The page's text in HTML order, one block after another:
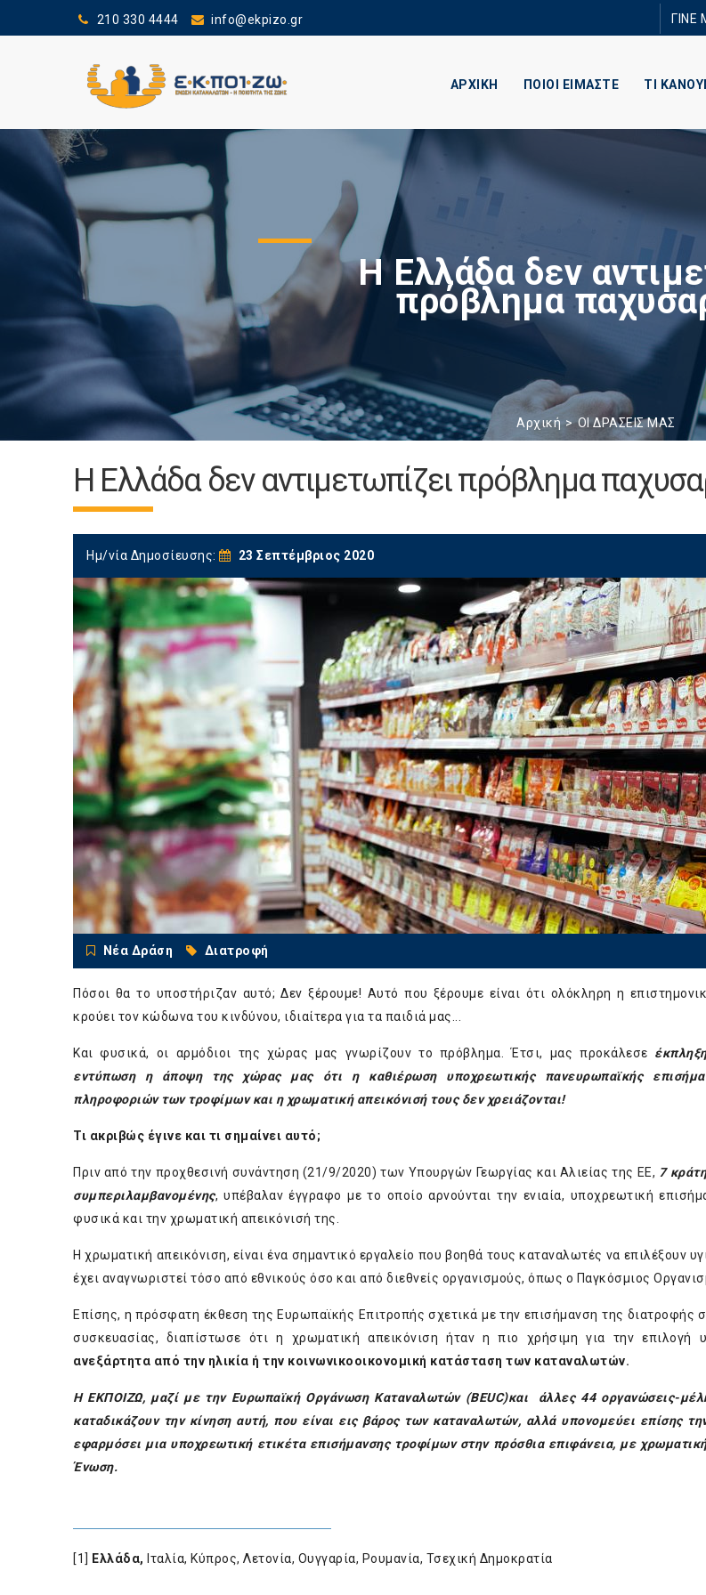
210 330 4444 info@ekpizo.gr ΓΙΝΕ
ΑΡΧΙΚΗ ΠΟΙΟΙ ΕΙΜΑΣΤΕ ΤΙ
Η Ελλάδα δεν
πρόβλημα
Αρχική ΟΙ ΔΡΑΣΕΙΣ ΜΑΣ
Η Ελλάδα δεν αντιμετωπίζει πρόβλημα
Ημ/νία Δημοσίευσης: 23 Σεπτέμβριος 2020
Νέα Δράση Διατροφή
Πόσοι θα το υποστήριζαν αυτό; Δεν ξέρουμε! Αυτό που ξέρουμε είναι ότι ολόκληρη η
κρούει τον κώδωνα του κινδύνου, ιδιαίτερα για τα παιδιά μας...
Και φυσικά, οι αρμόδιοι της χώρας μας γνωρίζουν το πρόβλημα. Έτσι, μας προκάλεσε
εντύπωση η άποψη της χώρας μας ότι η καθιέρωση υποχρεωτικής πανευρωπαϊκής
πληροφοριών των τροφίμων και η χρωματική απεικόνισή τους δεν χρειάζονται!
Τι ακριβώς έγινε και τι σημαίνει αυτό;
Πριν από την προχθεσινή συνάντηση (21/9/2020) των Υπουργών Γεωργίας και Αλιείας της ΕΕ, 7
συμπεριλαμβανομένης,υπέβαλαν έγγραφο με το οποίο αρνούνται την ενιαία, υποχρεωτική
φυσικά και την χρωματική απεικόνισή της.
Η χρωματική απεικόνιση, είναι ένα σημαντικό εργαλείο που βοηθά τους καταναλωτές να επιλέξουν
έχει αναγνωριστεί τόσο από εθνικούς όσο και από διεθνείς οργανισμούς, όπως ο Παγκόσμιος
Επίσης, ηπρόσφατη έκθεση της Ευρωπαϊκής Επιτροπής σχετικά με την επισήμανση της διατροφής
συσκευασίας, διαπίστωσε ότι η χρωματική απεικόνιση ήταν η πιο χρήσιμη για την επιλογή
ανεξάρτητα από την ηλικία ή την κοινωνικοοικονομική κατάσταση των καταναλωτών.
Η ΕΚΠΟΙΖΩ, μαζί με την Ευρωπαϊκή Οργάνωση Καταναλωτών (BEUC)και άλλες 44 οργανώσεις-
καταδικάζουν την κίνησηαυτή, που είναι εις βάρος των καταναλωτών, αλλά υπονομεύει επίσης
εφαρμόσει μια υποχρεωτική ετικέτα επισήμανσης τροφίμων στην πρόσθια επιφάνεια, με
Ένωση.
[1] Ελλάδα, Ιταλία, Κύπρος, Λετονία, Ουγγαρία, Ρουμανία, Τσεχική Δημοκρατία